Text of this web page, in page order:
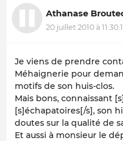
Athanase
20 juillet 2010 à
Je viens de prendre
Méhaignerie pour
motifs de son huis-clos.
Mais bons, connaissant
[s]échapatoires[/s], son
doutes sur la qualité de
Et aussi à monsieur le